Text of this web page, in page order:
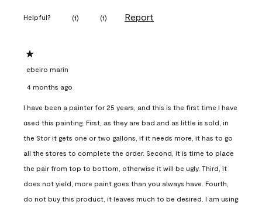
Helpful? (1) (1) Report
1 out of 5 stars.
ebeiro marin
4 months ago
I have been a painter for 25 years, and this is the first time I have
used this painting. First, as they are bad and as little is sold, in
the Stor it gets one or two gallons, if it needs more, it has to go
all the stores to complete the order. Second, it is time to place
the pair from top to bottom, otherwise it will be ugly. Third, it
does not yield, more paint goes than you always have. Fourth,
do not buy this product, it leaves much to be desired. I am using